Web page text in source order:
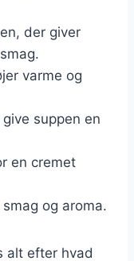
der giver
varme og
give suppen en
en cremet
og aroma.
alt efter hvad